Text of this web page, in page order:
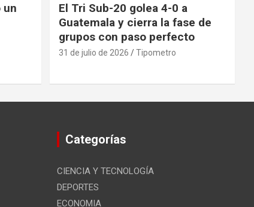
un
El Tri Sub-20 golea 4-0 a
Guatemala y cierra la fase de
grupos con paso perfecto
31 de julio de 2026 Tipometro
Categorías
CIENCIA Y TECNOLOGÍA
DEPORTES
ECONOMIA